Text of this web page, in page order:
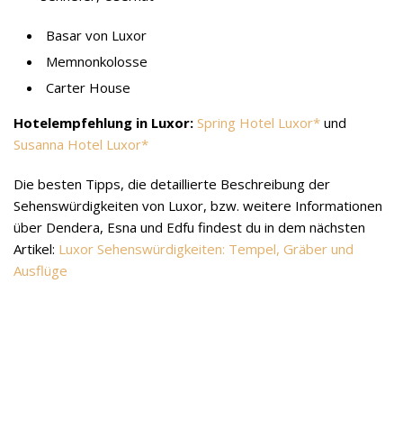
Basar von Luxor
Memnonkolosse
Carter House
Hotelempfehlung in Luxor: Spring Hotel Luxor und
Susanna Hotel Luxor
Die besten Tipps, die detaillierte Beschreibung der
Sehenswürdigkeiten von Luxor, bzw. weitere Informationen
über Dendera, Esna und Edfu findest du in dem nächsten
Artikel: Luxor Sehenswürdigkeiten: Tempel, Gräber und
Ausflüge